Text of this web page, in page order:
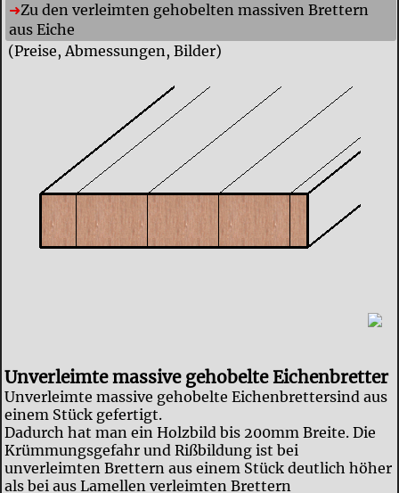
Zu den verleimten gehobelten massiven Brettern
aus Eiche
(Preise, Abmessungen, Bilder)
Unverleimte massive gehobelte Eichenbretter
Unverleimte massive gehobelte Eichenbrettersind aus
einem Stück gefertigt.
Dadurch hat man ein Holzbild bis 200mm Breite. Die
Krümmungsgefahr und Rißbildung ist bei
unverleimten Brettern aus einem Stück deutlich höher
als bei aus Lamellen verleimten Brettern